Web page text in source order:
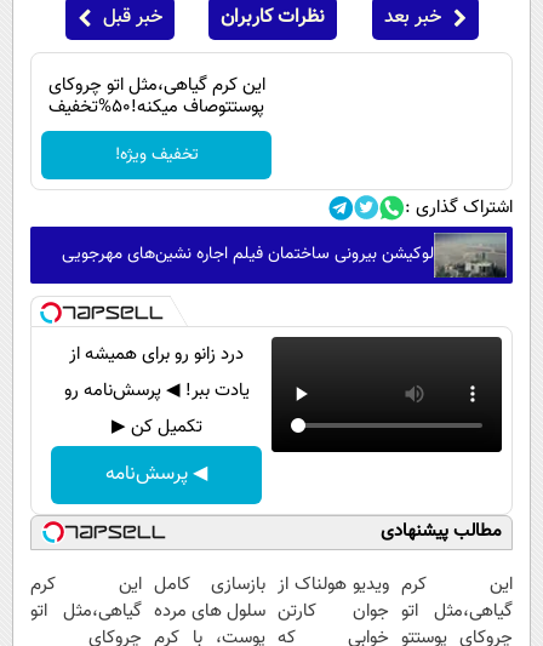
خبر بعد نظرات کاربران خبر قبل
این کرم گیاهی،مثل اتو چروکای
پوستتوصاف میکنه!50%تخفیف
تخفیف ویژه!
اشتراک گذاری :
لوکیشن بیرونی ساختمان فیلم اجاره نشین‌های مهرجویی
درد زانو رو برای همیشه از
یادت ببر! ◀ پرسش‌نامه رو
تکمیل کن ▶
◀ پرسش‌نامه
مطالب پیشنهادی
این کرم
گیاهی،مثل اتو
چروکای پوستتو
ویدیو هولناک از
جوان کارتن
خوابی که
بازسازی کامل
سلول های مرده
پوست، با کرم
این کرم
گیاهی،مثل اتو
چروکای